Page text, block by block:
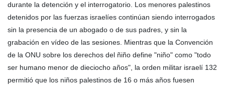
durante la detención y el interrogatorio. Los menores palestinos
detenidos por las fuerzas israelíes continúan siendo interrogados
sin la presencia de un abogado o de sus padres, y sin la
grabación en vídeo de las sesiones. Mientras que la Convención
de la ONU sobre los derechos del ñiño define "niño" como "todo
ser humano menor de dieciocho años", la orden militar israelí 132
permitió que los niños palestinos de 16 o más años fuesen